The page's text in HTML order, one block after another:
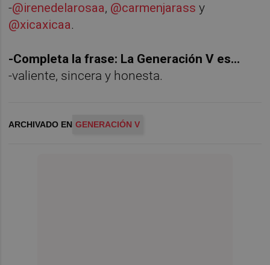
-@irenedelarosaa, @carmenjarass y
@xicaxicaa.
-Completa la frase: La Generación V es…
-valiente, sincera y honesta.
ARCHIVADO EN GENERACIÓN V